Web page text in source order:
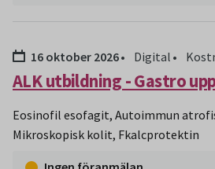
ALK utbildning - Gastro
Datum:16 oktober 2026 Digital
Eosinofil esofagit, Autoimmun
Mikroskopisk kolit, Fkalcprotektin